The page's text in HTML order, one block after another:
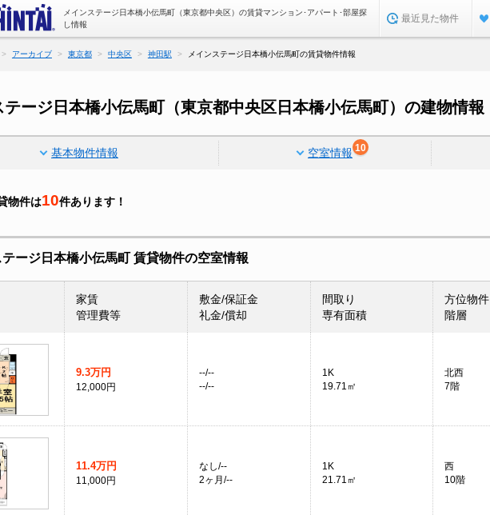
メインステージ日本橋小伝馬町（東京都中央区）の賃貸マンション･アパート･部屋探
し情報
最近見た物件
アーカイブ 東京都 中央区 神田駅 メインステージ日本橋小伝馬町の賃貸物件情報
テージ日本橋小伝馬町（東京都中央区日本橋小伝馬町）の建物情報
基本物件情報 空室情報 10
物件は10件あります！
テージ日本橋小伝馬町 賃貸物件の空室情報
家賃
管理費等
敷金/保証金
礼金/償却
間取り
専有面積
方位物件
階層
9.3万円
12,000円
--/--
--/--
1K
19.71㎡
北西
7階
11.4万円
11,000円
なし/--
2ヶ月/--
1K
21.71㎡
西
10階